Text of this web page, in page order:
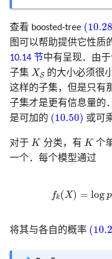
查看 boosted-tree
图可以帮助提供它性质
10.14 节中有呈现．由
子集 XS
XS
的大小必须很
这样的子集，但是只有
子集才是更有信息量的
是可加的 (10.50)
(10.50)
或可
对于 K
K
分类，有 K
K
个
一个．每个模型通过
fk(X) = log p
将其与各自的概率